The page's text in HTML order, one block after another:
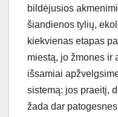
bildėjusios
šiandienos tylių,
kiekvienas etapas
miestą, jo žmones ir
išsamiai
sistemą: jos praeitį,
žada dar